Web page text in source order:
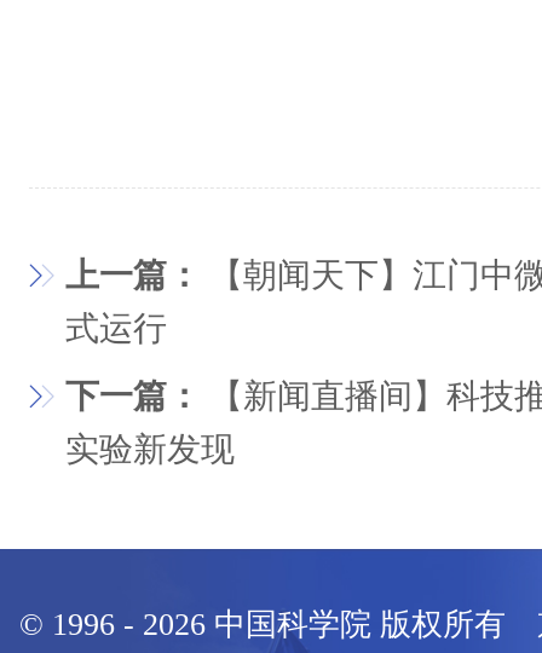
上一篇：
【朝闻天下】江门中
式运行
下一篇：
【新闻直播间】科技
实验新发现
© 1996 - 2026 中国科学院 版权所有